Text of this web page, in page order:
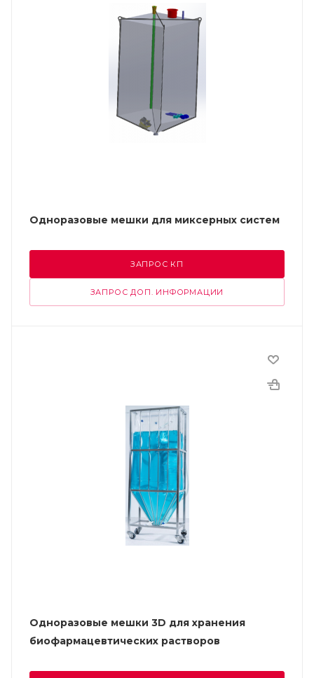
Одноразовые мешки для миксерных систем
ЗАПРОС КП
ЗАПРОС ДОП. ИНФОРМАЦИИ
Одноразовые мешки 3D для хранения
биофармацевтических растворов